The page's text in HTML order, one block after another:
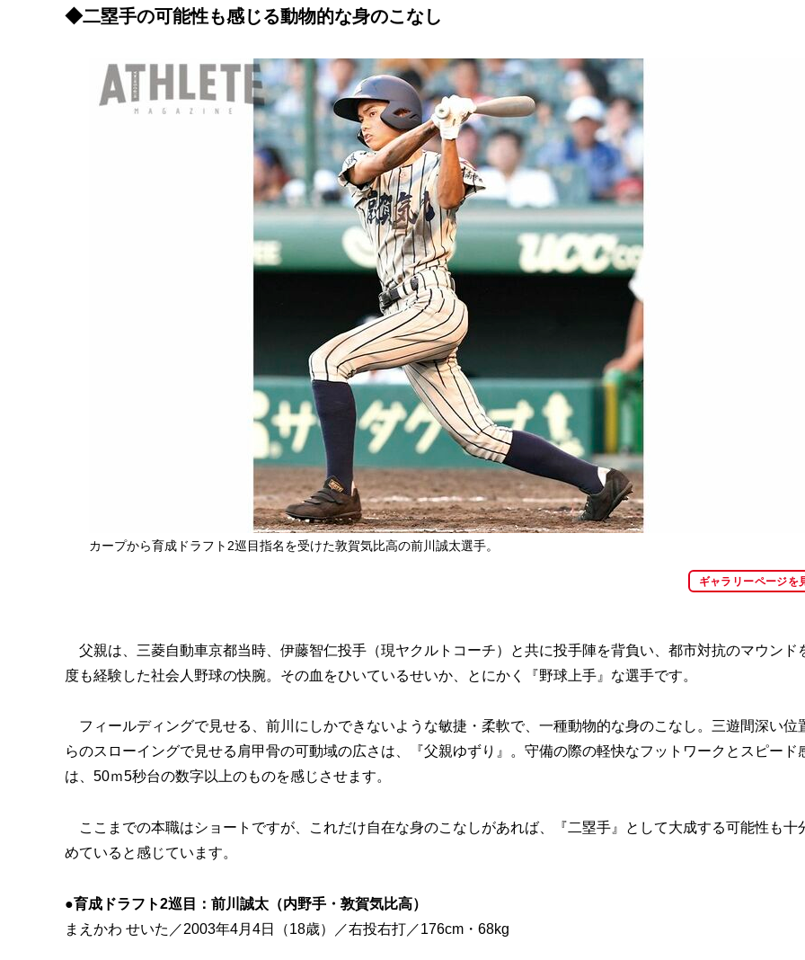
◆二塁手の可能性も感じる動物的な身のこなし
カープから育成ドラフト2巡目指名を受けた敦賀気比高の前川誠太選手。
ギャラリーページを
父親は、三菱自動車京都当時、伊藤智仁投手（現ヤクルトコーチ）と共に投手陣を背負い、都市対抗のマウンド
度も経験した社会人野球の快腕。その血をひいているせいか、とにかく『野球上手』な選手です。
フィールディングで見せる、前川にしかできないような敏捷・柔軟で、一種動物的な身のこなし。三遊間深い位
らのスローイングで見せる肩甲骨の可動域の広さは、『父親ゆずり』。守備の際の軽快なフットワークとスピード
は、50ｍ5秒台の数字以上のものを感じさせます。
ここまでの本職はショートですが、これだけ自在な身のこなしがあれば、『二塁手』として大成する可能性も十
めていると感じています。
●育成ドラフト2巡目：前川誠太（内野手・敦賀気比高）
まえかわ せいた／2003年4月4日（18歳）／右投右打／176cm・68kg